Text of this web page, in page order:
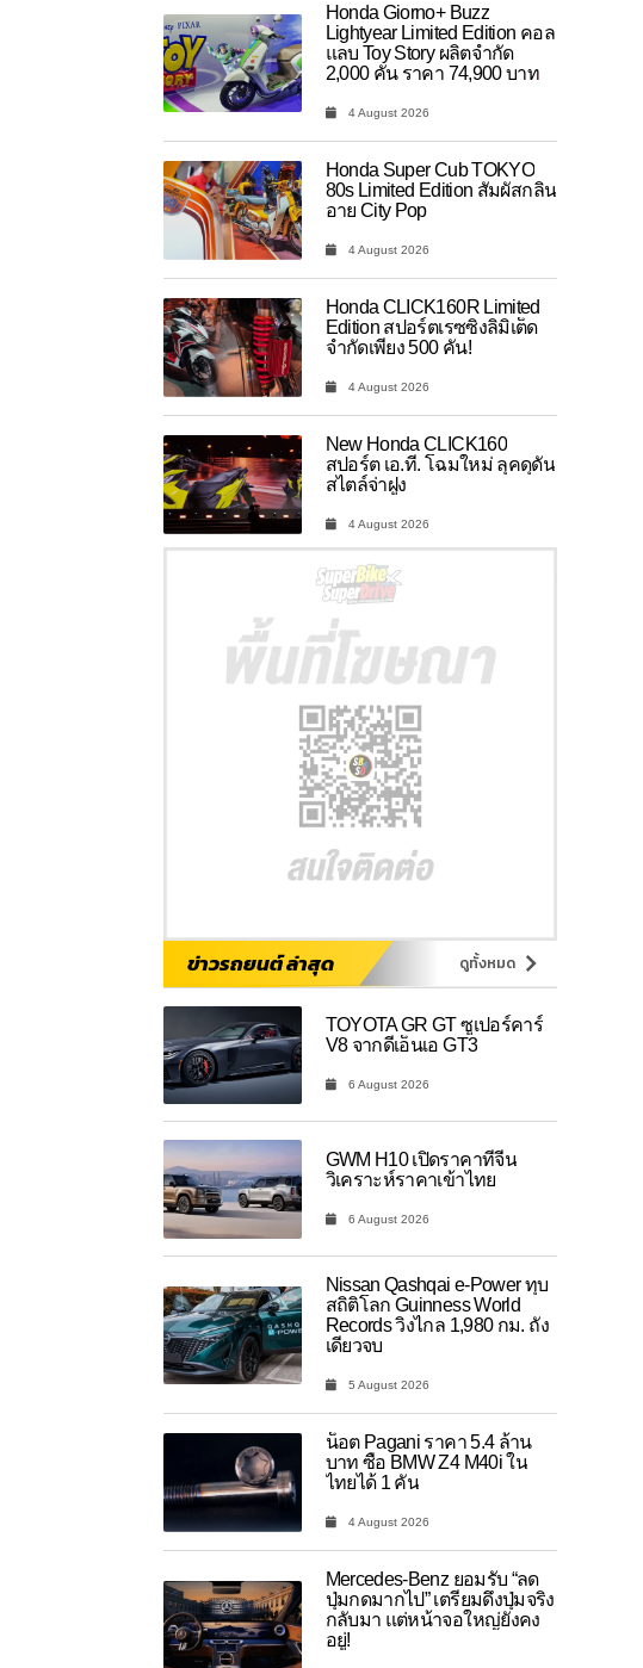
Honda Giorno+ Buzz
Lightyear Limited Edition คอล
แลบ Toy Story ผลิตจำกัด
2,000 คัน ราคา 74,900 บาท
4 August 2026
Honda Super Cub TOKYO
80s Limited Edition สัมผัสกลิ่น
อาย City Pop
4 August 2026
Honda CLICK160R Limited
Edition สปอร์ตเรซซิ่งลิมิเต็ด
จำกัดเพียง 500 คัน!
4 August 2026
New Honda CLICK160
สปอร์ต เอ.ที. โฉมใหม่ ลุคดุดัน
สไตล์จ่าฝูง
4 August 2026
ข่าวรถยนต์ ล่าสุด ดูทั้งหมด
TOYOTA GR GT ซูเปอร์คาร์
V8 จากดีเอ็นเอ GT3
6 August 2026
GWM H10 เปิดราคาที่จีน
วิเคราะห์ราคาเข้าไทย
6 August 2026
Nissan Qashqai e-Power ทุบ
สถิติโลก Guinness World
Records วิ่งไกล 1,980 กม. ถัง
เดียวจบ
5 August 2026
น็อต Pagani ราคา 5.4 ล้าน
บาท ซื้อ BMW Z4 M40i ใน
ไทยได้ 1 คัน
4 August 2026
Mercedes-Benz ยอมรับ “ลด
ปุ่มกดมากไป” เตรียมดึงปุ่มจริง
กลับมา แต่หน้าจอใหญ่ยังคง
อยู่!